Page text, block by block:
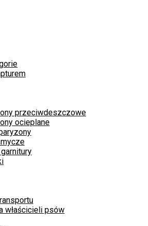
przeciwdeszczowe
ocieplane
właścicieli psów